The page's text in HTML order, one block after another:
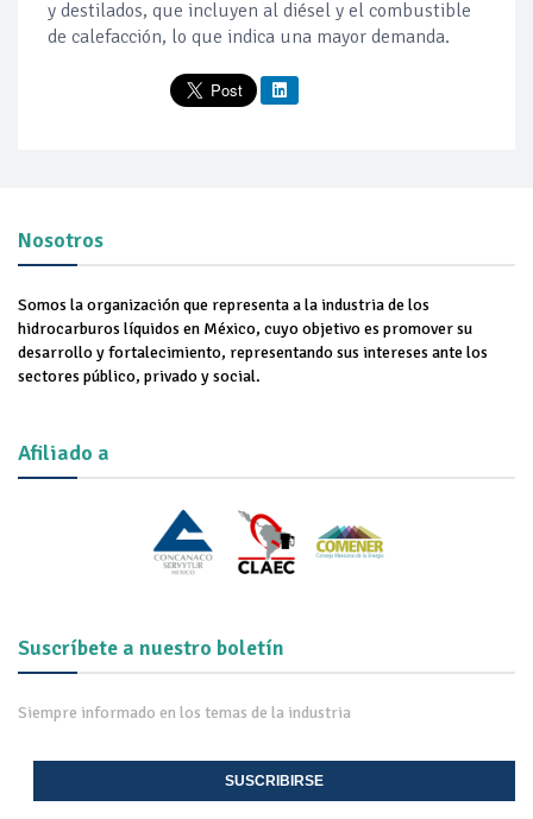
y destilados, que incluyen al diésel y el combustible
de calefacción, lo que indica una mayor demanda.
Nosotros
Somos la organización que representa a la industria de los
hidrocarburos líquidos en México, cuyo objetivo es promover su
desarrollo y fortalecimiento, representando sus intereses ante los
sectores público, privado y social.
Afiliado a
Suscríbete a nuestro boletín
Siempre informado en los temas de la industria
SUSCRIBIRSE